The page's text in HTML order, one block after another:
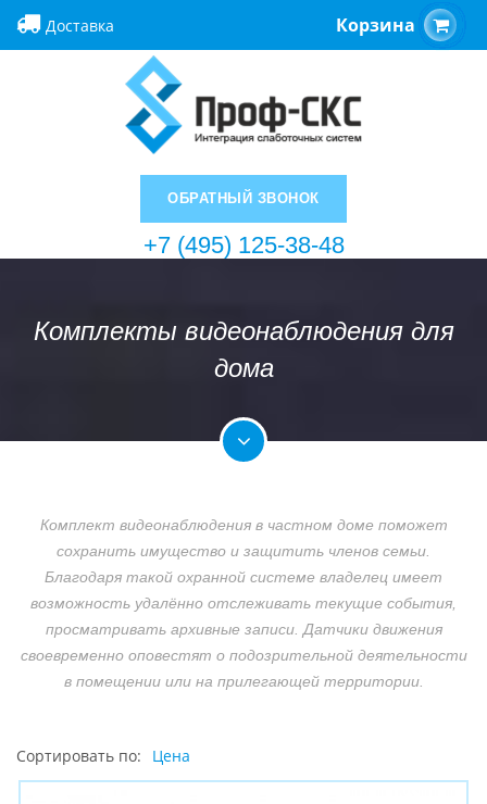
Доставка Корзина
ОБРАТНЫЙ ЗВОНОК
+7 (495) 125-38-48
Комплекты видеонаблюдения для
дома
Комплект видеонаблюдения в частном доме поможет
сохранить имущество и защитить членов семьи.
Благодаря такой охранной системе владелец имеет
возможность удалённо отслеживать текущие события,
просматривать архивные записи. Датчики движения
своевременно оповестят о подозрительной деятельности
в помещении или на прилегающей территории.
Сортировать по: Цена